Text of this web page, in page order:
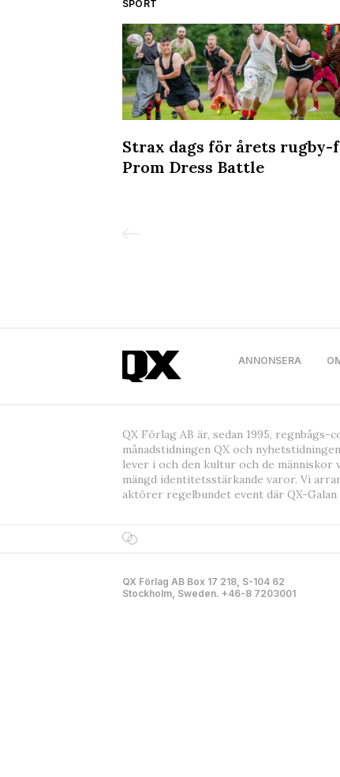
SPORT
Strax dags för årets rugby-
Prom Dress Battle
ANNONSERA
QX Förlag AB är, sedan 1995,
månadstidningen QX och
lever i och den kultur och de människor
mängd identitetsstärkande varor. Vi
aktörer regelbundet event där QX-
QX Förlag AB Box 17 218, S-104 62
Stockholm, Sweden. +46-8 7203001